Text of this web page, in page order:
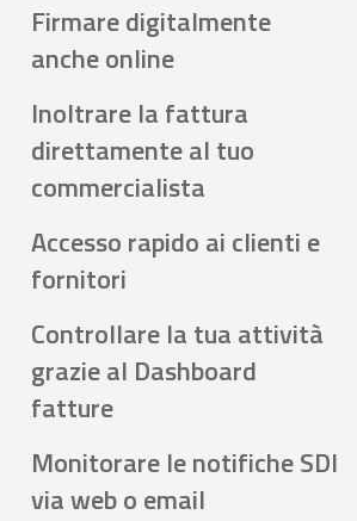
Firmare digitalmente
anche online
Inoltrare la fattura
direttamente al tuo
commercialista
Accesso rapido ai clienti e
fornitori
Controllare la tua attività
grazie al Dashboard
fatture
Monitorare le notifiche SDI
via web o email